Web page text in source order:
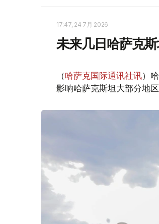
17:47, 24 7月 2026
未来几日哈萨克
（哈萨克国际通讯社讯）
影响哈萨克斯坦大部分地区